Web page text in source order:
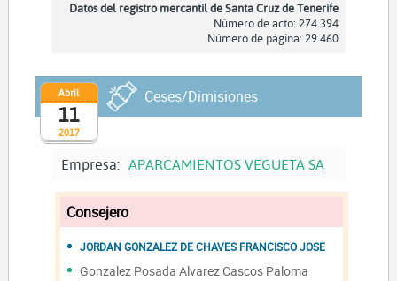
Datos del registro mercantil de Santa Cruz de Tenerife
Número de acto: 274.394
Número de página: 29.460
2017
Abril
11
Ceses/Dimisiones
Empresa: APARCAMIENTOS VEGUETA SA
Consejero
JORDAN GONZALEZ DE CHAVES FRANCISCO JOSE
Gonzalez Posada Alvarez Cascos Paloma